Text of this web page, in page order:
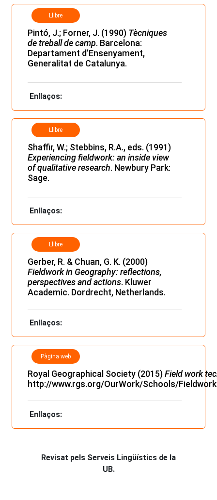
Llibre
Pintó, J.; Forner, J. (1990) Tècniques
de treball de camp. Barcelona:
Departament d’Ensenyament,
Generalitat de Catalunya.
Enllaços:
Llibre
Shaffir, W.; Stebbins, R.A., eds. (1991)
Experiencing fieldwork: an inside view
of qualitative research. Newbury Park:
Sage.
Enllaços:
Llibre
Gerber, R. & Chuan, G. K. (2000)
Fieldwork in Geography: reflections,
perspectives and actions. Kluwer
Academic. Dordrecht, Netherlands.
Enllaços:
Pàgina web
Royal Geographical Society (2015)Field work
http://www.rgs.org/OurWork/Schools/
Enllaços:
Revisat pels Serveis Lingüístics de la
UB.